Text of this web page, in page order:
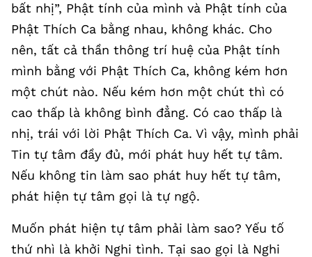
bất nhị”, Phật tính của mình và Phật tính của
Phật Thích Ca bằng nhau, không khác. Cho
nên, tất cả thần thông trí huệ của Phật tính
mình bằng với Phật Thích Ca, không kém hơn
một chút nào. Nếu kém hơn một chút thì có
cao thấp là không bình đẳng. Có cao thấp là
nhị, trái với lời Phật Thích Ca. Vì vậy, mình phải
Tin tự tâm đầy đủ, mới phát huy hết tự tâm.
Nếu không tin làm sao phát huy hết tự tâm,
phát hiện tự tâm gọi là tự ngộ.
Muốn phát hiện tự tâm phải làm sao? Yếu tố
thứ nhì là khởi Nghi tình. Tại sao gọi là Nghi